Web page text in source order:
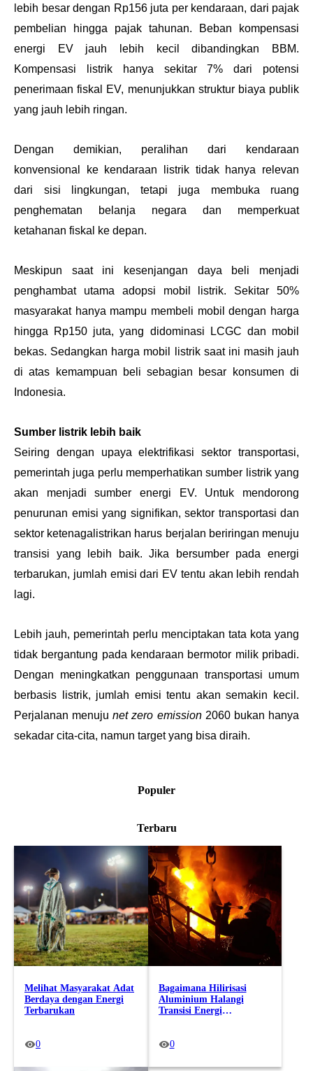
lebih besar dengan Rp156 juta per kendaraan, dari pajak
pembelian hingga pajak tahunan. Beban kompensasi
energi EV jauh lebih kecil dibandingkan BBM.
Kompensasi listrik hanya sekitar 7% dari potensi
penerimaan fiskal EV, menunjukkan struktur biaya publik
yang jauh lebih ringan.
Dengan demikian, peralihan dari kendaraan
konvensional ke kendaraan listrik tidak hanya relevan
dari sisi lingkungan, tetapi juga membuka ruang
penghematan belanja negara dan memperkuat
ketahanan fiskal ke depan.
Meskipun saat ini kesenjangan daya beli menjadi
penghambat utama adopsi mobil listrik. Sekitar 50%
masyarakat hanya mampu membeli mobil dengan harga
hingga Rp150 juta, yang didominasi LCGC dan mobil
bekas. Sedangkan harga mobil listrik saat ini masih jauh
di atas kemampuan beli sebagian besar konsumen di
Indonesia.
Sumber listrik lebih baik
Seiring dengan upaya elektrifikasi sektor transportasi,
pemerintah juga perlu memperhatikan sumber listrik yang
akan menjadi sumber energi EV. Untuk mendorong
penurunan emisi yang signifikan, sektor transportasi dan
sektor ketenagalistrikan harus berjalan beriringan menuju
transisi yang lebih baik. Jika bersumber pada energi
terbarukan, jumlah emisi dari EV tentu akan lebih rendah
lagi.
Lebih jauh, pemerintah perlu menciptakan tata kota yang
tidak bergantung pada kendaraan bermotor milik pribadi.
Dengan meningkatkan penggunaan transportasi umum
berbasis listrik, jumlah emisi tentu akan semakin kecil.
Perjalanan menuju net zero emission 2060 bukan hanya
sekadar cita-cita, namun target yang bisa diraih.
Populer
Terbaru
Melihat Masyarakat Adat
Berdaya dengan Energi
Terbarukan
0
Bagaimana Hilirisasi
Aluminium Halangi
Transisi Energi
0